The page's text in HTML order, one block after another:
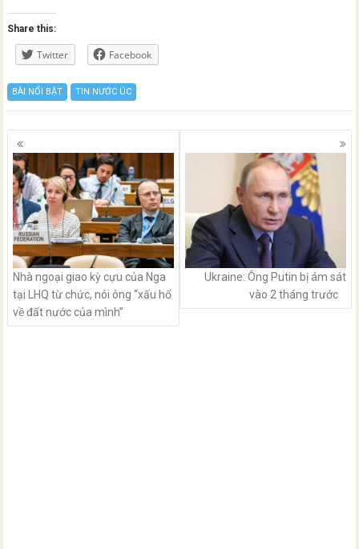
Share this:
Twitter Facebook
BÀI NỔI BẬT TIN NƯỚC ÚC
Posts
navigation
Nhà ngoại giao kỳ cựu của Nga
tại LHQ từ chức, nói ông “xấu hổ
về đất nước của mình”
Ukraine: Ông Putin bị ám sát
vào 2 tháng trước